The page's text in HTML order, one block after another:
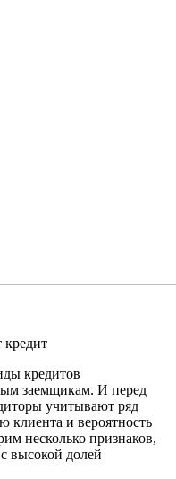
кредитов
заемщикам. И перед
учитывают ряд
клиента и вероятность
несколько признаков,
высокой долей